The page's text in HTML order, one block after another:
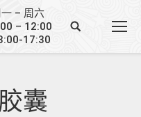
– 周六
– 12:00
17:30
囊